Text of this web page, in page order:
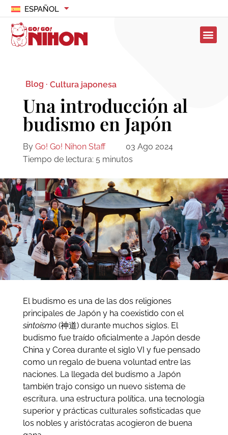
ESPAÑOL
Blog · Cultura japonesa
Una introducción al
budismo en Japón
By Go! Go! Nihon Staff
03 Ago 2024
Tiempo de lectura: 5 minutos
El budismo es una de las dos religiones
principales de Japón y ha coexistido con el
sintoísmo(神道) durante muchos siglos. El
budismo fue traído oficialmente a Japón desde
China y Corea durante el siglo VI y fue pensado
como un regalo de buena voluntad entre las
naciones. La llegada del budismo a Japón
también trajo consigo un nuevo sistema de
escritura, una estructura política, una tecnología
superior y prácticas culturales sofisticadas que
los nobles y aristócratas acogieron de buena